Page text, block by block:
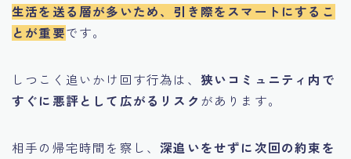
生活を送る層が多いため、引き際をスマートにするこ
とが重要です。
しつこく追いかけ回す行為は、 狭いコミュニティ内で
すぐに悪評として広がるリスク があります。
相手の帰宅時間を察し、深追いをせずに次回の約束を